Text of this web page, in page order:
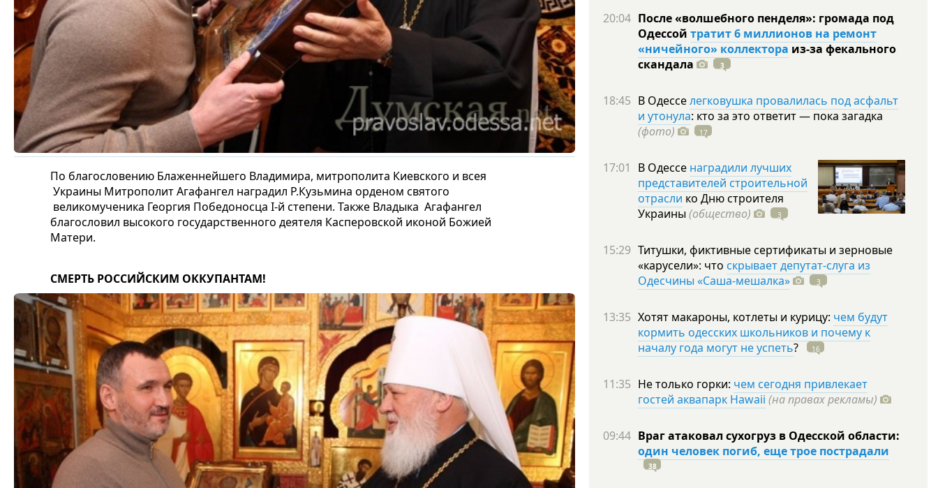
По благословению Блаженнейшего Владимира, митрополита Киевского и всея
Украины Митрополит Агафангел наградил Р.Кузьмина орденом святого
великомученика Георгия Победоносца I-й степени. Также Владыка Агафангел
благословил высокого государственного деятеля Касперовской иконой Божией
Матери.
СМЕРТЬ РОССИЙСКИМ ОККУПАНТАМ!
20:04 После «волшебного пенделя»: громада под
Одессой тратит 6 миллионов на ремонт
«ничейного» коллектора из-за фекального
скандала
3
18:45 В Одесселегковушка провалилась под асфальт
и утонула: кто за это ответит — пока загадка
(фото)
17
17:01 В Одессе наградили лучших
представителей строительной
отрасли ко Дню строителя
Украины (общество) 3
15:29 Титушки, фиктивные сертификаты и зерновые
«карусели»: что скрывает депутат-слуга из
Одесчины «Саша-мешалка»
3
13:35 Хотят макароны, котлеты и курицу: чем будут
кормить одесских школьников и почему к
началу года могут не успеть? 16
11:35 Не только горки: чем сегодня привлекает
гостей аквапарк Hawaii (на правах рекламы)
09:44 Враг атаковал сухогруз в Одесской области:
один человек погиб, еще трое пострадали
38